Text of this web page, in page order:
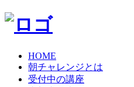
HOME
朝チャレンジとは
受付中の講座